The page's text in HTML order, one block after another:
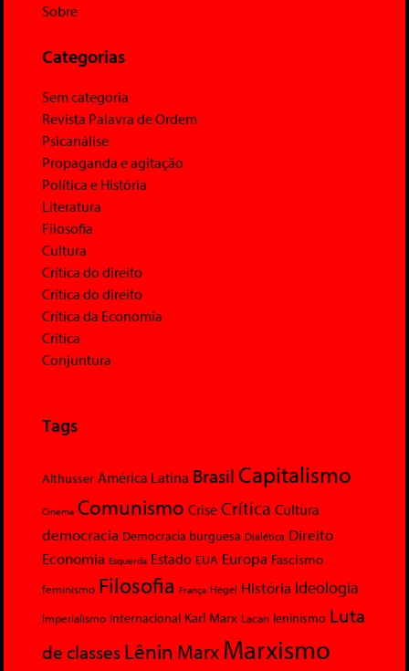
Sobre
Categorias
Sem categoria
Revista Palavra de Ordem
Psicanálise
Propaganda e agitação
Política e História
Literatura
Filosofia
Cultura
Crítica do direito
Crítica do direito
Crítica da Economia
Crítica
Conjuntura
Tags
Althusser América Latina Brasil Capitalismo
Cinema Comunismo Crise Crítica Cultura
democracia Democracia burguesa Dialética Direito
Economia Esquerda Estado EUA Europa Fascismo
feminismo Filosofia França Hegel História Ideologia
Imperialismo Internacional Karl Marx Lacan leninismo Luta
de classesLênin MarxMarxismo